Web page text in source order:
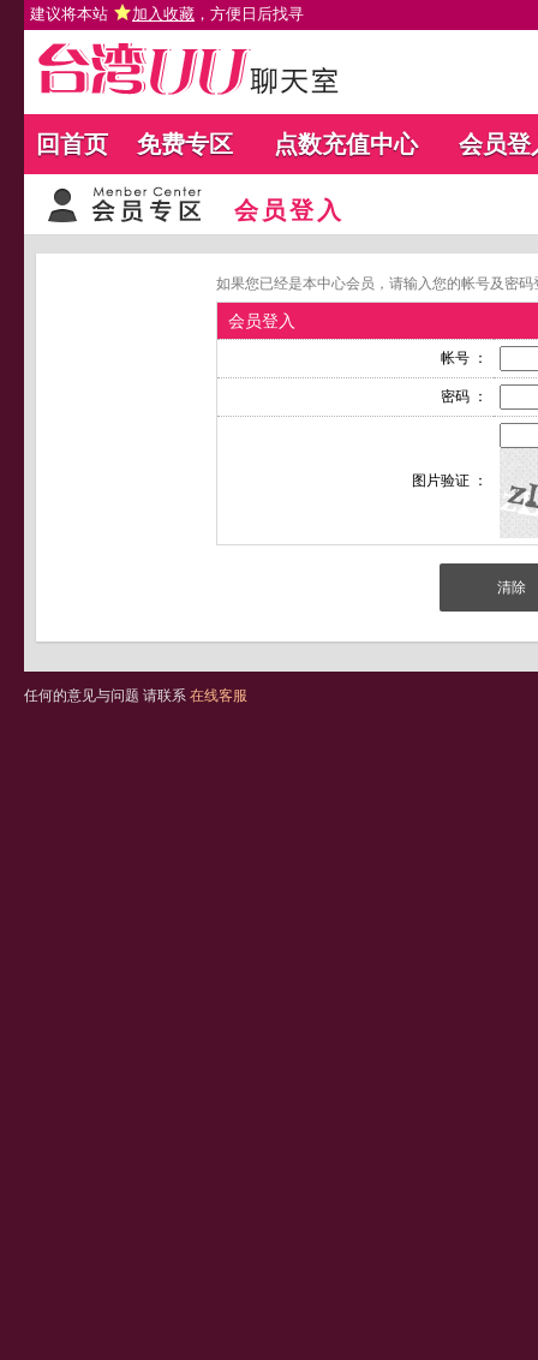
建议将本站 加入收藏 ，方便日后找寻
回首页 免费专区 点数充值中心 会员登
会员登入
如果您已经是本中心会员，请输入您的帐号及密
会员登入
帐号 ：
密码 ：
图片验证 ：
任何的意见与问题 请联系 在线客服